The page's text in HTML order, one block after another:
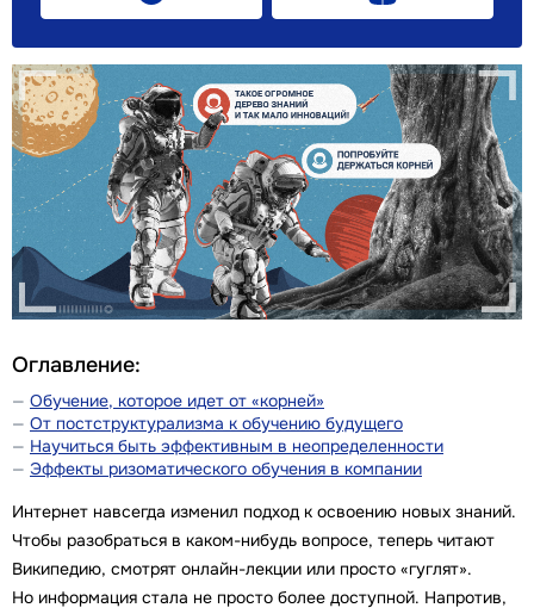
Оглавление:
Обучение, которое идет от «корней»
От постструктурализма к обучению будущего
Научиться быть эффективным в неопределенности
Эффекты ризоматического обучения в компании
Интернет навсегда изменил подход к освоению новых знаний.
Чтобы разобраться в каком-нибудь вопросе, теперь читают
Википедию, смотрят онлайн-лекции или просто «гуглят».
Но информация стала не просто более доступной. Напротив,